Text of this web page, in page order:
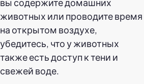
животных или проводите время
на открытом воздухе,
убедитесь, что у животных
также есть доступ к тени и
свежей воде.